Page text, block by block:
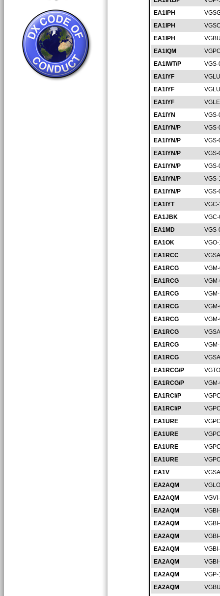
EA1IPH
EA1IPH
EA1IPH
EA1IQM
EA1IWT/P
EA1IYF
EA1IYF
EA1IYF
EA1IYN
EA1IYN/P
VGS-
EA1IYN/P
EA1IYN/P
EA1IYN/P
EA1IYN/P
EA1IYN/P
EA1IYT
EA1JBK
EA1MD
EA1OK
EA1RCC
EA1RCG
EA1RCG
EA1RCG
EA1RCG
EA1RCG
EA1RCG
EA1RCG
EA1RCG
EA1RCG/P
EA1RCG/P
EA1RCI/P
EA1RCI/P
EA1URE
EA1URE
EA1URE
EA1URE
EA1V
EA2AQM
EA2AQM
EA2AQM
EA2AQM
EA2AQM
EA2AQM
EA2AQM
EA2AQM
EA2AQM